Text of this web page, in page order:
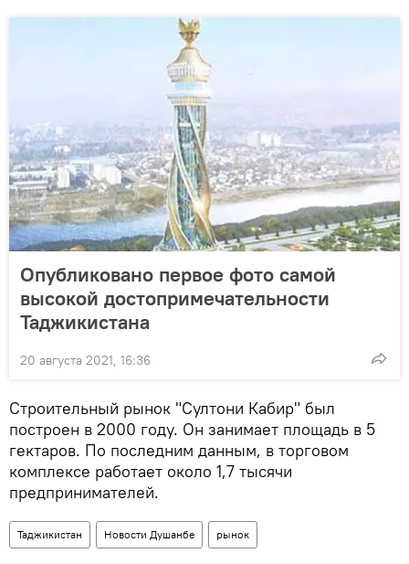
Опубликовано первое фото самой
высокой достопримечательности
Таджикистана
20 августа 2021, 16:36
Строительный рынок "Султони Кабир" был
построен в 2000 году. Он занимает площадь в 5
гектаров. По последним данным, в торговом
комплексе работает около 1,7 тысячи
предпринимателей.
Таджикистан Новости Душанбе рынок